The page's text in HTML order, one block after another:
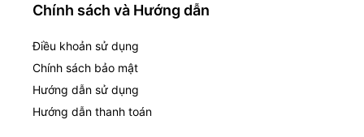
Chính sách và Hướng dẫn
Điều khoản sử dụng
Chính sách bảo mật
Hướng dẫn sử dụng
Hướng dẫn thanh toán